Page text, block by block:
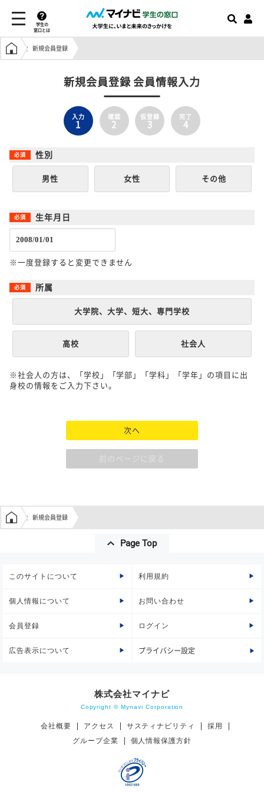
学生の
窓口とは
学生の窓口トップ
新規会員登録
新規会員登録 会員情報入力
入力
1
確認
2
仮登録
3
完了
4
性別
男性 女性 その他
生年月日
※一度登録すると変更できません
所属
大学院、大学、短大、専門学校
高校 社会人
※社会人の方は、「学校」「学部」「学科」「学年」の項目に出
身校の情報をご入力下さい。
次へ
前のページに戻る
学生の窓口トップ
新規会員登録
Page Top
このサイトについて 利用規約
個人情報について お問い合わせ
会員登録 ログイン
広告表示について プライバシー設定
株式会社マイナビ
Copyright © Mynavi Corporation
会社概要 アクセス サスティナビリティ
採用
グループ企業
個人情報保護方針